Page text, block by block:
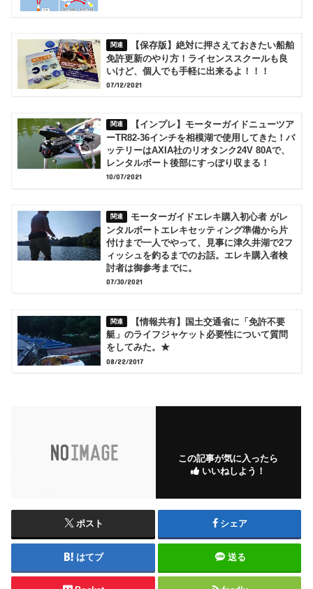
【保存版】絶対に押さえておきたい船舶
免許更新のやり方！ライセンススクールも良
いけど、個人でも手軽に出来るよ！！！
07/12/2021
【インプレ】モーターガイドニューツア
ーTR82-36インチを相模湖で使用してきた！バ
ッテリーはAXIA社のリオタンク24V 80Aで、
レンタルボート後部にすっぽり収まる！
10/07/2021
モーターガイドエレキ購入初心者 がレ
ンタルボートエレキセッティング準備から片
付けまで一人でやって、見事に津久井湖で2フ
ィッシュを釣るまでのお話。エレキ購入者検
討者は御参考までに。
07/30/2021
【情報共有】国土交通省に「免許不要
艇」のライフジャケット必要性について質問
をしてみた。★
08/22/2017
この記事が気に入ったら
いいねしよう！
ポスト シェア
はてブ 送る